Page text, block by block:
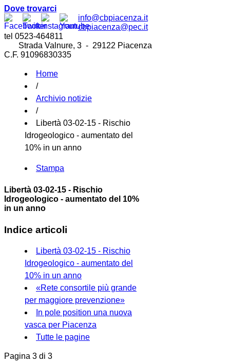
Dove trovarci
info@cbpiacenza.it
cbpiacenza@pec.it
tel 0523-464811
Strada Valnure, 3 - 29122 Piacenza
C.F. 91096830335
Home
/
Archivio notizie
/
Libertà 03-02-15 - Rischio
Idrogeologico - aumentato del
10% in un anno
Stampa
Libertà 03-02-15 - Rischio
Idrogeologico - aumentato del 10%
in un anno
Indice articoli
Libertà 03-02-15 - Rischio
Idrogeologico - aumentato del
10% in un anno
«Rete consortile più grande
per maggiore prevenzione»
In pole position una nuova
vasca per Piacenza
Tutte le pagine
Pagina 3 di 3